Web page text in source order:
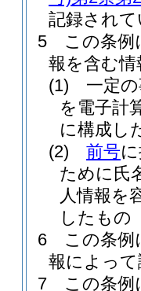
記録され
5
この条例
報を含む
(1)
一定
を電子計
に構成し
(2)
前号
ために氏
人情報を
したもの
6
この条例
報によっ
7
この条例